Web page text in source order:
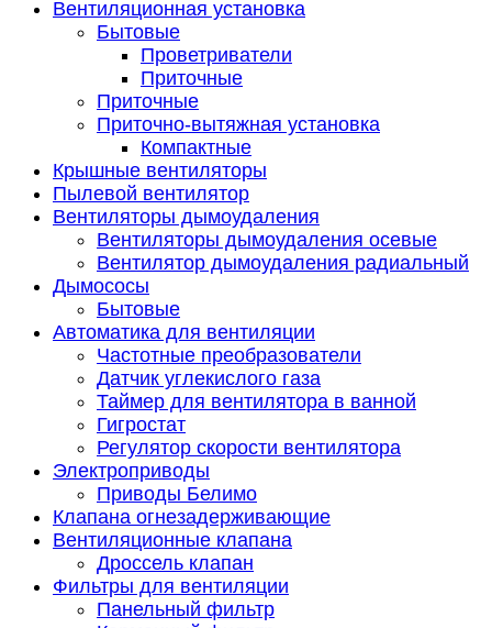
Вентиляционная установка
Бытовые
Проветриватели
Приточные
Приточные
Приточно-вытяжная установка
Компактные
Крышные вентиляторы
Пылевой вентилятор
Вентиляторы дымоудаления
Вентиляторы дымоудаления осевые
Вентилятор дымоудаления радиальный
Дымососы
Бытовые
Автоматика для вентиляции
Частотные преобразователи
Датчик углекислого газа
Таймер для вентилятора в ванной
Гигростат
Регулятор скорости вентилятора
Электроприводы
Приводы Белимо
Клапана огнезадерживающие
Вентиляционные клапана
Дроссель клапан
Фильтры для вентиляции
Панельный фильтр